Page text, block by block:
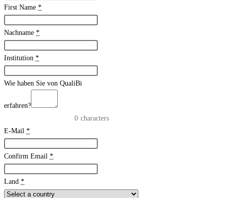
First Name *
Nachname *
Institution *
Wie haben Sie von QualiBi
erfahren?
0 characters
E-Mail *
Confirm Email *
Land *